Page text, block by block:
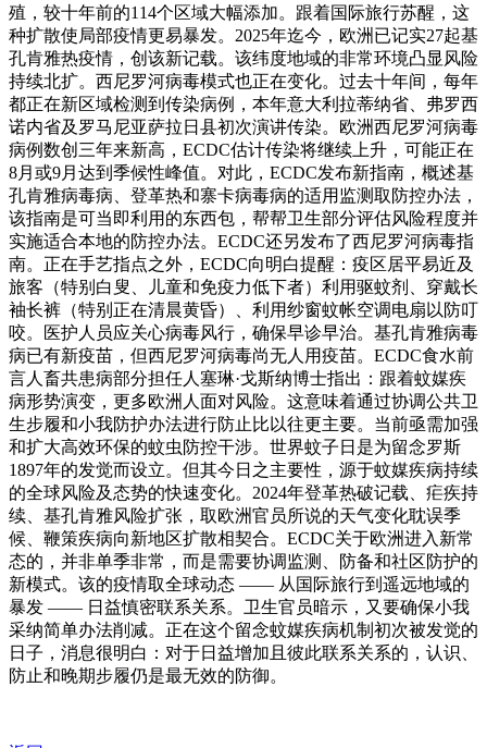
殖，较十年前的114个区域大幅添加。跟着国际旅行苏醒，这
种扩散使局部疫情更易暴发。2025年迄今，欧洲已记实27起基
孔肯雅热疫情，创该新记载。该纬度地域的非常环境凸显风险
持续北扩。西尼罗河病毒模式也正在变化。过去十年间，每年
都正在新区域检测到传染病例，本年意大利拉蒂纳省、弗罗西
诺内省及罗马尼亚萨拉日县初次演讲传染。欧洲西尼罗河病毒
病例数创三年来新高，ECDC估计传染将继续上升，可能正在
8月或9月达到季候性峰值。对此，ECDC发布新指南，概述基
孔肯雅病毒病、登革热和寨卡病毒病的适用监测取防控办法，
该指南是可当即利用的东西包，帮帮卫生部分评估风险程度并
实施适合本地的防控办法。ECDC还另发布了西尼罗河病毒指
南。正在手艺指点之外，ECDC向明白提醒：疫区居平易近及
旅客（特别白叟、儿童和免疫力低下者）利用驱蚊剂、穿戴长
袖长裤（特别正在清晨黄昏）、利用纱窗蚊帐空调电扇以防叮
咬。医护人员应关心病毒风行，确保早诊早治。基孔肯雅病毒
病已有新疫苗，但西尼罗河病毒尚无人用疫苗。ECDC食水前
言人畜共患病部分担任人塞琳·戈斯纳博士指出：跟着蚊媒疾
病形势演变，更多欧洲人面对风险。这意味着通过协调公共卫
生步履和小我防护办法进行防止比以往更主要。当前亟需加强
和扩大高效环保的蚊虫防控干涉。世界蚊子日是为留念罗斯
1897年的发觉而设立。但其今日之主要性，源于蚊媒疾病持续
的全球风险及态势的快速变化。2024年登革热破记载、疟疾持
续、基孔肯雅风险扩张，取欧洲官员所说的天气变化耽误季
候、鞭策疾病向新地区扩散相契合。ECDC关于欧洲进入新常
态的，并非单季非常，而是需要协调监测、防备和社区防护的
新模式。该的疫情取全球动态 —— 从国际旅行到遥远地域的
暴发 —— 日益慎密联系关系。卫生官员暗示，又要确保小我
采纳简单办法削减。正在这个留念蚊媒疾病机制初次被发觉的
日子，消息很明白：对于日益增加且彼此联系关系的，认识、
防止和晚期步履仍是最无效的防御。